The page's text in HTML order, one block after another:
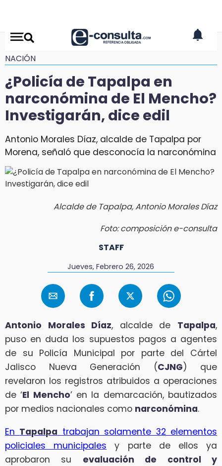
NACIÓN
¿Policía de Tapalpa en
narconómina de El Mencho?
Investigarán, dice edil
Antonio Morales Díaz, alcalde de Tapalpa por
Morena, señaló que desconocía la narconómina
Alcalde de Tapalpa, Antonio Morales Díaz
Foto: composición e-consulta
STAFF
Jueves, Febrero 26, 2026
Antonio Morales Díaz, alcalde de Tapalpa,
puso en duda los supuestos pagos a agentes
de su Policía Municipal por parte del Cártel
Jalisco Nueva Generación (CJNG) que
revelaron los registros atribuidos a operaciones
de ‘El Mencho’ en la demarcación, bautizados
por medios nacionales como narconómina.
En Tapalpa trabajan solamente 32 elementos
policiales municipales y parte de ellos ya
aprobaron su evaluación de control y